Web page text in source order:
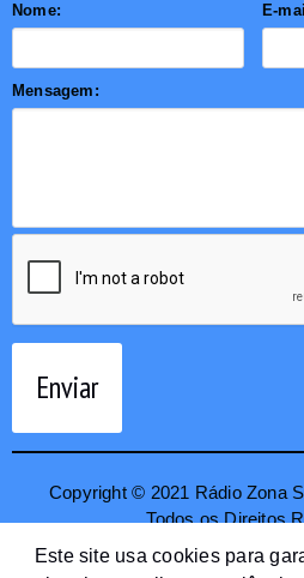
Nome: E-
Mensagem:
Enviar
Este site usa cookies para
Copyright © 2021 Rádio Zona
Todos os Direitos